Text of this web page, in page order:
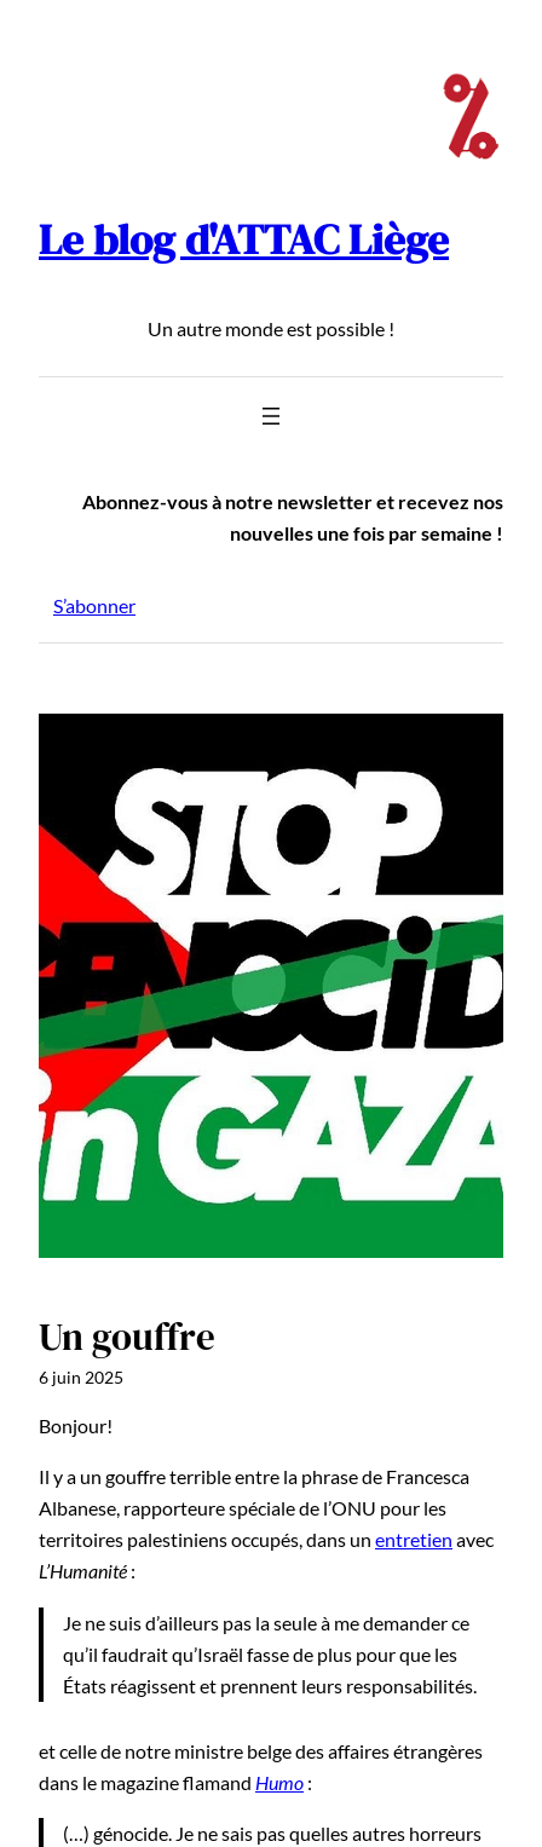
Le blog d'ATTAC Liège
Un autre monde est possible !
Abonnez-vous à notre newsletter et recevez nos
nouvelles une fois par semaine !
S’abonner
Un gouffre
6 juin 2025
Bonjour!
Il y a un gouffre terrible entre la phrase de Francesca
Albanese, rapporteure spéciale de l’ONU pour les
territoires palestiniens occupés, dans un entretien avec
L’Humanité :
Je ne suis d’ailleurs pas la seule à me demander ce
qu’il faudrait qu’Israël fasse de plus pour que les
États réagissent et prennent leurs responsabilités.
et celle de notre ministre belge des affaires étrangères
dans le magazine flamand Humo :
(…) génocide. Je ne sais pas quelles autres horreurs